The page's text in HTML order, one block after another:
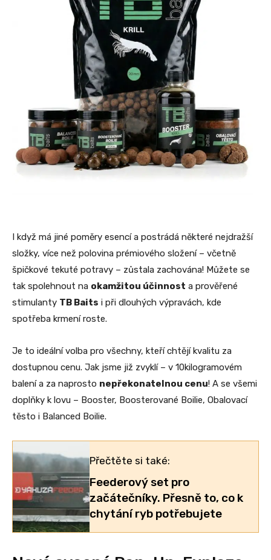
I když má jiné poměry esencí a postrádá některé nejdražší
složky, více než polovina prémiového složení – včetně
špičkové tekuté potravy – zůstala zachována! Můžete se
tak spolehnout na okamžitou účinnost a prověřené
stimulanty TB Baits i při dlouhých výpravách, kde
spotřeba krmení roste.
Je to ideální volba pro všechny, kteří chtějí kvalitu za
dostupnou cenu. Jak jsme již zvyklí – v 10kilogramovém
balení a za naprosto nepřekonatelnou cenu! A se všemi
doplňky k lovu – Booster, Boosterované Boilie, Obalovací
těsto i Balanced Boilie.
Přečtěte si také:
Feederový set pro
začátečníky. Přesně to, co k
chytání ryb potřebujete